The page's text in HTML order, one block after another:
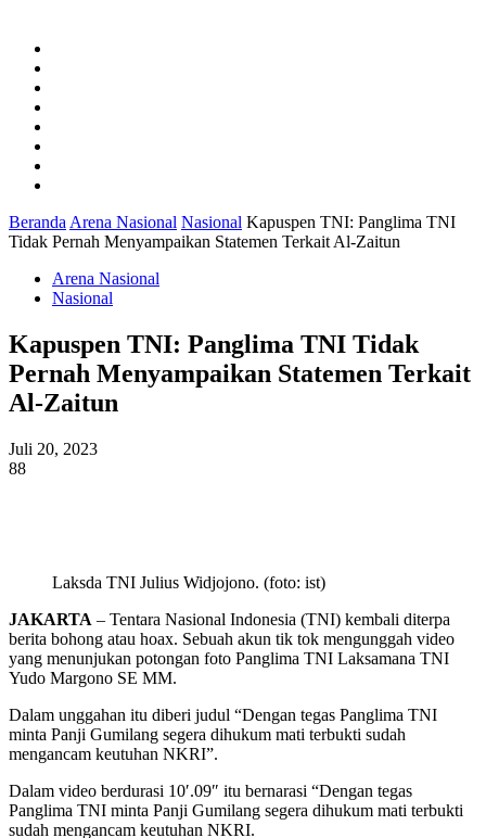
Beranda Arena Nasional Nasional Kapuspen TNI: Panglima TNI
Tidak Pernah Menyampaikan Statemen Terkait Al-Zaitun
Arena Nasional
Nasional
Kapuspen TNI: Panglima TNI Tidak
Pernah Menyampaikan Statemen Terkait
Al-Zaitun
Juli 20, 2023
88
Laksda TNI Julius Widjojono. (foto: ist)
JAKARTA – Tentara Nasional Indonesia (TNI) kembali diterpa
berita bohong atau hoax. Sebuah akun tik tok mengunggah video
yang menunjukan potongan foto Panglima TNI Laksamana TNI
Yudo Margono SE MM.
Dalam unggahan itu diberi judul “Dengan tegas Panglima TNI
minta Panji Gumilang segera dihukum mati terbukti sudah
mengancam keutuhan NKRI”.
Dalam video berdurasi 10′.09″ itu bernarasi “Dengan tegas
Panglima TNI minta Panji Gumilang segera dihukum mati terbukti
sudah mengancam keutuhan NKRI.